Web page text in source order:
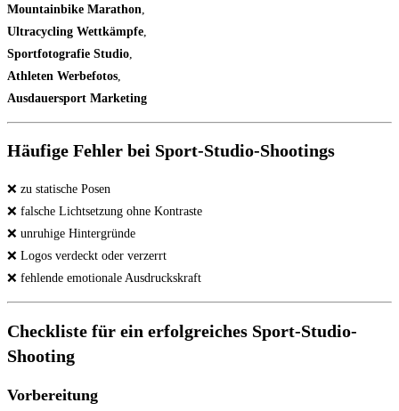
Mountainbike Marathon
Ultracycling Wettkämpfe
Sportfotografie Studio
Athleten Werbefotos
Ausdauersport Marketing
Häufige Fehler bei Sport-Studio-Shootings
❌ zu statische Posen
❌ falsche Lichtsetzung ohne Kontraste
❌ unruhige Hintergründe
❌ Logos verdeckt oder verzerrt
❌ fehlende emotionale Ausdruckskraft
Checkliste für ein erfolgreiches Sport-Studio-
Shooting
Vorbereitung